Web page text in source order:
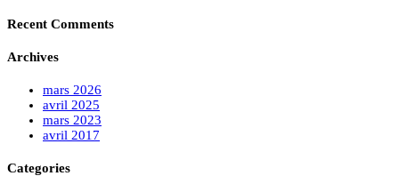
Recent Comments
Archives
mars 2026
avril 2025
mars 2023
avril 2017
Categories